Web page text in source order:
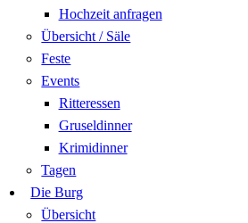
Hochzeit anfragen
Übersicht / Säle
Feste
Events
Ritteressen
Gruseldinner
Krimidinner
Tagen
Die Burg
Übersicht